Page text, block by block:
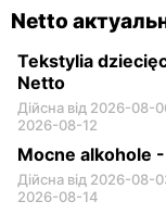
Netto
Tekstylia
Netto
Дійсна від 2026-08-
2026-08-12
Mocne alkohole
Дійсна від 2026-08-
2026-08-14